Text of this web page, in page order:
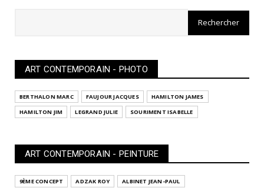
ART CONTEMPORAIN - PHOTO
BERTHALON MARC FAUJOUR JACQUES
HAMILTON JAMES
HAMILTON JIM
LEGRAND JULIE SOURIMENT ISABELLE
ART CONTEMPORAIN - PEINTURE
9ÈME CONCEPT ADZAK ROY
ALBINET JEAN-PAUL